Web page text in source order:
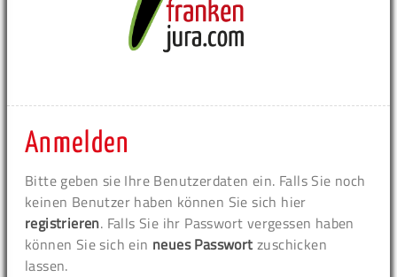
Anmelden
Bitte geben sie Ihre Benutzerdaten ein. Falls Sie noch
keinen Benutzer haben können Sie sich hier
registrieren. Falls Sie ihr Passwort vergessen haben
können Sie sich ein neues Passwort zuschicken
lassen.